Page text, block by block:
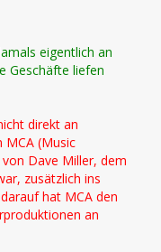
eigentlich an
Geschäfte liefen
direkt an
MCA (Music
Dave Miller, dem
zusätzlich ins
hat MCA den
an